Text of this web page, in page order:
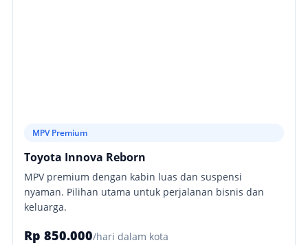
MPV Premium
Toyota Innova Reborn
MPV premium dengan kabin luas dan suspensi
nyaman. Pilihan utama untuk perjalanan bisnis dan
keluarga.
Rp 850.000/hari dalam kota